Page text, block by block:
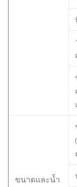
ขนาดและน้ำ